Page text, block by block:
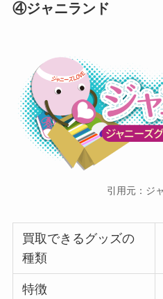
④ジャニランド
引用元：ジ
買取できるグッズの
種類
特徴